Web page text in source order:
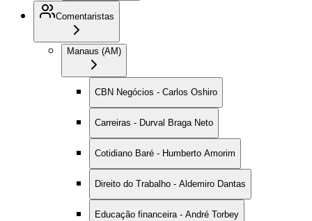
Comentaristas
Manaus (AM)
CBN Negócios - Carlos Oshiro
Carreiras - Durval Braga Neto
Cotidiano Baré - Humberto Amorim
Direito do Trabalho - Aldemiro Dantas
Educação financeira - André Torbey